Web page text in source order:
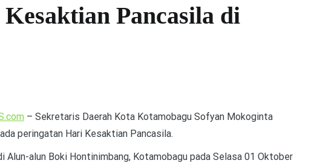
Pancasila di
– Sekretaris Daerah Kota Kotamobagu Sofyan Mokoginta
peringatan Hari Kesaktian Pancasila.
Alun-alun Boki Hontinimbang, Kotamobagu pada Selasa 01 Oktober